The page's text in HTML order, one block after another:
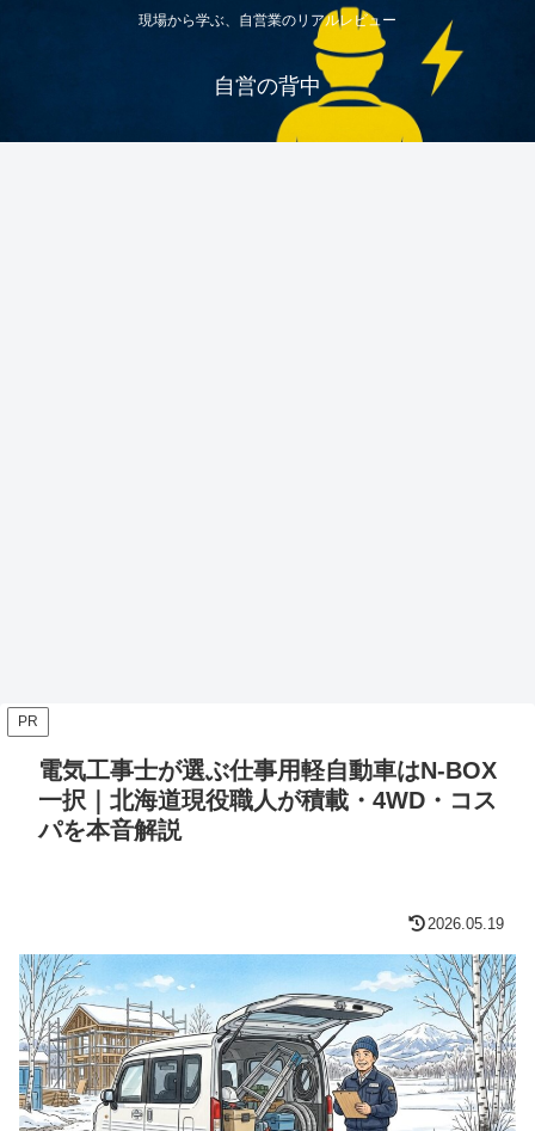
現場から学ぶ、自営業のリアルレビュー
自営の背中
PR
電気工事士が選ぶ仕事用軽自動車はN-BOX
一択｜北海道現役職人が積載・4WD・コス
パを本音解説
2026.05.19